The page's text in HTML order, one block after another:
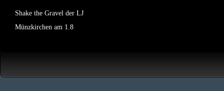
Shake the Gravel der LJ
Münzkirchen am 1.8